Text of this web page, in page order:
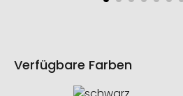
Verfügbare Farben